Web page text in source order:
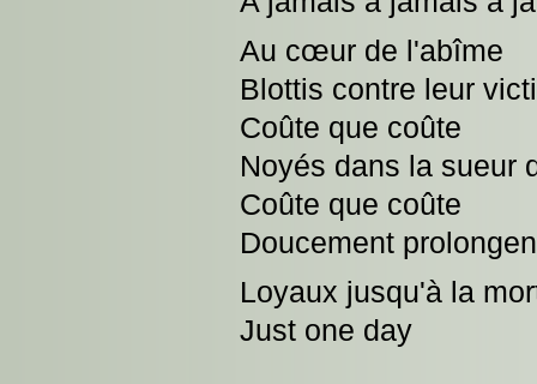
Au cœur de l'abîme
Blottis contre leur
Coûte que coûte
Noyés dans la sueur
Coûte que coûte
Doucement
Loyaux jusqu'à la
Just one day